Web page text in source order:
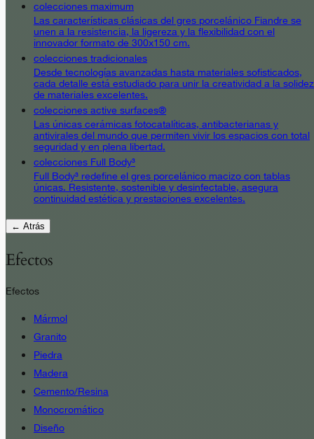
colecciones maximum
Las características clásicas del gres porcelánico Fiandre se
unen a la resistencia, la ligereza y la flexibilidad con el
innovador formato de 300x150 cm.
colecciones tradicionales
Desde tecnologías avanzadas hasta materiales sofisticados,
cada detalle está estudiado para unir la creatividad a la solidez
de materiales excelentes.
colecciones active surfaces®
Las únicas cerámicas fotocatalíticas, antibacterianas y
antivirales del mundo que permiten vivir los espacios con total
seguridad y en plena libertad.
colecciones Full Body³
Full Body³ redefine el gres porcelánico macizo con tablas
únicas. Resistente, sostenible y desinfectable, asegura
continuidad estética y prestaciones excelentes.
← Atrás
Efectos
Efectos
Mármol
Granito
Piedra
Madera
Cemento/Resina
Monocromático
Diseño